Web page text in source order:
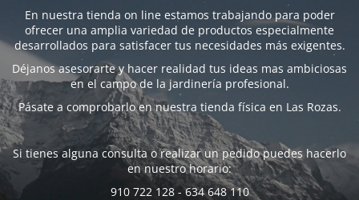
En nuestra tienda on line estamos trabajando para poder
ofrecer una amplia variedad de productos especialmente
desarrollados para satisfacer tus necesidades más exigentes.
Déjanos asesorarte y hacer realidad tus ideas mas ambiciosas
en el campo de la jardinería profesional.
Pásate a comprobarlo en nuestra tienda física en Las Rozas.
Si tienes alguna consulta o realizar un pedido puedes hacerlo
en nuestro horario:
910 722 128 - 634 648 110